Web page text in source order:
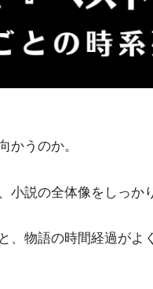
かうのか。
小説の全体像をしっか
、物語の時間経過がよ